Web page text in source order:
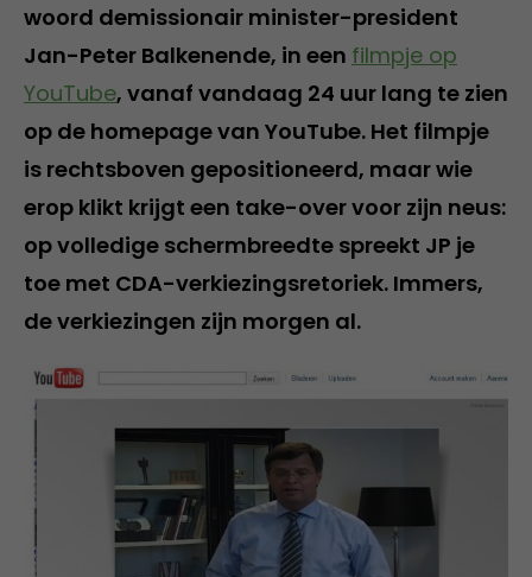
woord demissionair minister-president
Jan-Peter Balkenende, in een filmpje op
YouTube, vanaf vandaag 24 uur lang te zien
op de homepage van YouTube. Het filmpje
is rechtsboven gepositioneerd, maar wie
erop klikt krijgt een take-over voor zijn neus:
op volledige schermbreedte spreekt JP je
toe met CDA-verkiezingsretoriek. Immers,
de verkiezingen zijn morgen al.